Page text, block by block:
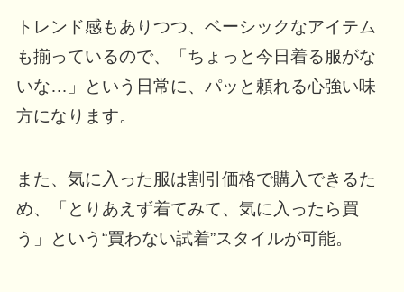
トレンド感もありつつ、ベーシックなアイテム
も揃っているので、「ちょっと今日着る服がな
いな…」という日常に、パッと頼れる心強い味
方になります。
また、気に入った服は割引価格で購入できるた
め、「とりあえず着てみて、気に入ったら買
う」という“買わない試着”スタイルが可能。